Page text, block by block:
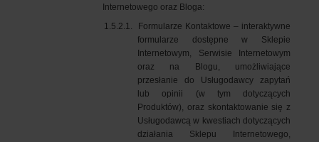
Internetowego oraz Bloga:
1.5.2.1.
Formularze Kontaktowe – interaktywne
formularze dostępne w Sklepie
Internetowym, Serwisie Internetowym
oraz na Blogu, umożliwiające
przesłanie do Usługodawcy zapytań
lub opinii (w tym dotyczących
Produktów), oraz skontaktowanie się z
Usługodawcą w kwestiach dotyczących
działania Sklepu Internetowego,